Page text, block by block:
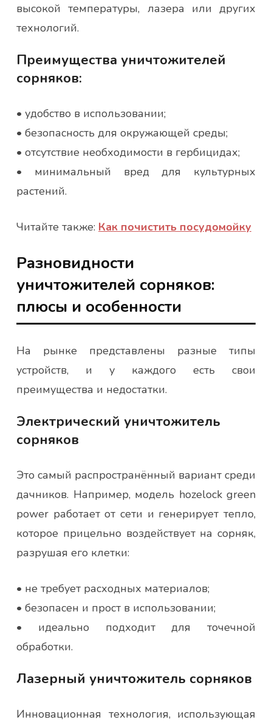
высокой температуры, лазера или других
технологий.
Преимущества уничтожителей
сорняков:
• удобство в использовании;
• безопасность для окружающей среды;
• отсутствие необходимости в гербицидах;
• минимальный вред для культурных
растений.
Читайте также: Как почистить посудомойку
Разновидности
уничтожителей сорняков:
плюсы и особенности
На рынке представлены разные типы
устройств, и у каждого есть свои
преимущества и недостатки.
Электрический уничтожитель
сорняков
Это самый распространённый вариант среди
дачников. Например, модель hozelock green
power работает от сети и генерирует тепло,
которое прицельно воздействует на сорняк,
разрушая его клетки:
• не требует расходных материалов;
• безопасен и прост в использовании;
• идеально подходит для точечной
обработки.
Лазерный уничтожитель сорняков
Инновационная технология, использующая